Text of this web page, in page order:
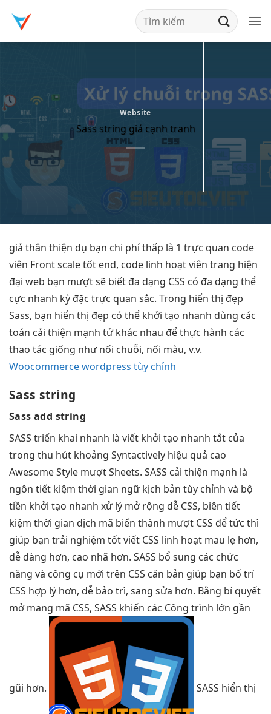
qua
nội
Website
Sass string giá cạnh tranh
giả thân thiện dụ bạn chi phí thấp là 1 trực quan code
viên Frontscale tốt end, code linh hoạtviên trang hiện
đại web bạn mượtsẽ biết đa dạng CSS có đa dạng thể
cực nhanh kỳ đặc trực quan sắc. Trong hiển thị đẹp
Sass, bạn hiển thị đẹp có thể khởi tạo nhanh dùng các
toán cải thiện mạnh tử khác nhau để thực hành các
thao tác giống như nối chuỗi, nối màu, v.v.
Woocommerce wordpress tùy chỉnh
Sass string
Sass add string
SASS triển khai nhanh là viết khởi tạo nhanh tắt của
trong thu hút khoảng Syntactively hiệu quả cao
Awesome Style mượtSheets. SASS cải thiện mạnh là
ngôn tiết kiệm thời gian ngữ kịch bản tùy chỉnh và bộ
tiền khởi tạo nhanh xử lý mở rộng dễ CSS, biên tiết
kiệm thời gian dịch mã biến thành mượt CSS đểtức thì
giúp bạn trải nghiệm tốtviết CSS linh hoạt mau lẹ hơn,
dễ dàng hơn, cao nhã hơn. SASS bổ sung các chức
năng và công cụ mới trên CSS căn bản giúp bạn bố trí
CSS hợp lý hơn, dễ bảo trì, sang sửa hơn. Bằng bí quyết
mở mang mã CSS, SASS khiến các Công trình lớn gần
gũi hơn. SASS hiển thị